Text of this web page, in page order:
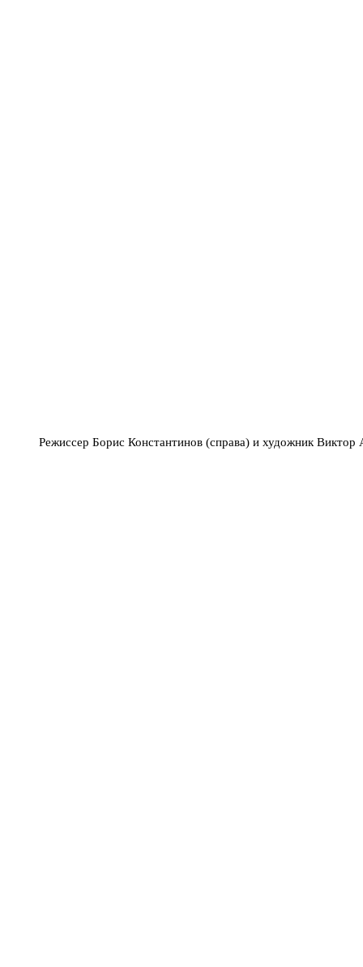
Режиссер Борис Константинов (справа) и художник Виктор